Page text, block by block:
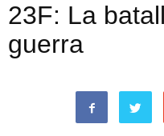
23F: La
guerra